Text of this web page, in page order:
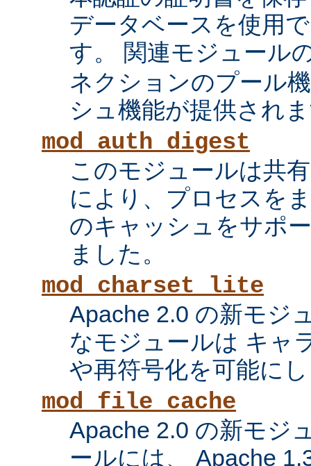
データベースを使用
す。 関連モジュール
ネクションのプール
シュ機能が提供され
mod_auth_digest
このモジュールは共
により、プロセスを
のキャッシュをサポ
ました。
mod_charset_lite
Apache 2.0 の新モジ
なモジュールは キャ
や再符号化を可能に
mod_file_cache
Apache 2.0 の新モジ
ールには、 Apache